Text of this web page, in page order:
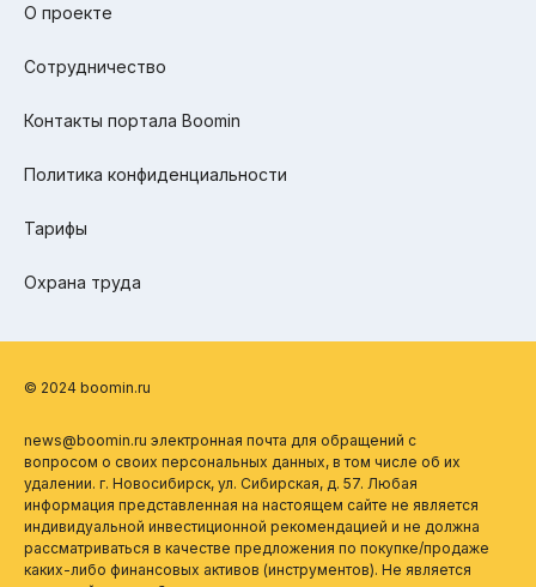
О проекте
Сотрудничество
Контакты портала Boomin
Политика конфиденциальности
Тарифы
Охрана труда
© 2024 boomin.ru
news@boomin.ru электронная почта для обращений с
вопросом о своих персональных данных, в том числе об их
удалении. г. Новосибирск, ул. Сибирская, д. 57. Любая
информация представленная на настоящем сайте не является
индивидуальной инвестиционной рекомендацией и не должна
рассматриваться в качестве предложения по покупке/продаже
каких-либо финансовых активов (инструментов). Не является